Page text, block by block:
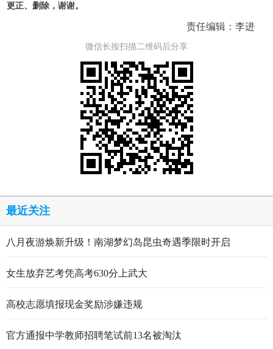
更正、删除，谢谢。
责任编辑：李进
微信长按扫描二维码后分享
最近关注
八月夜游焕新升级！南湖梦幻岛昆虫奇遇季限时开启
女生放弃艺考凭高考630分上武大
高校志愿填报现金奖励涉嫌违规
官方通报中学教师招聘笔试前13名被淘汰